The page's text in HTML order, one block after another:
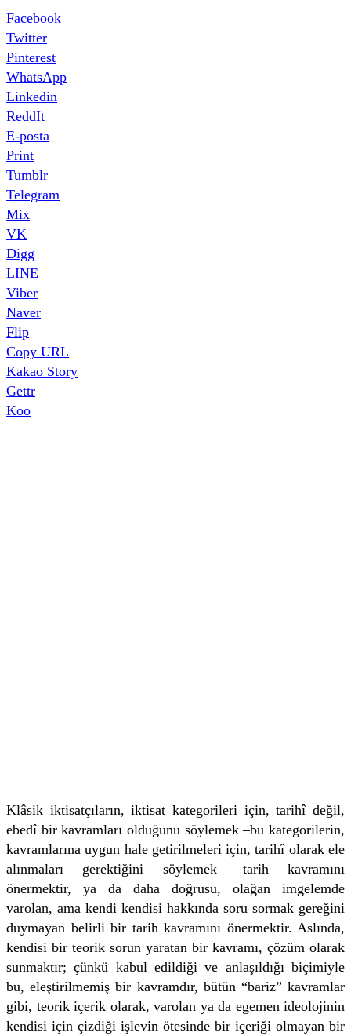
Facebook
Twitter
Pinterest
WhatsApp
Linkedin
ReddIt
E-posta
Print
Tumblr
Telegram
Mix
VK
Digg
LINE
Viber
Naver
Flip
Copy URL
Kakao Story
Gettr
Koo
Klâsik iktisatçıların, iktisat kategorileri için, tarihî değil,
ebedî bir kavramları olduğunu söylemek –bu kategorilerin,
kavramlarına uygun hale getirilmeleri için, tarihî olarak ele
alınmaları gerektiğini söylemek– tarih kavramını
önermektir, ya da daha doğrusu, olağan imgelemde
varolan, ama kendi kendisi hakkında soru sormak gereğini
duymayan belirli bir tarih kavramını önermektir. Aslında,
kendisi bir teorik sorun yaratan bir kavramı, çözüm olarak
sunmaktır; çünkü kabul edildiği ve anlaşıldığı biçimiyle
bu, eleştirilmemiş bir kavramdır, bütün “bariz” kavramlar
gibi, teorik içerik olarak, varolan ya da egemen ideolojinin
kendisi için çizdiği işlevin ötesinde bir içeriği olmayan bir